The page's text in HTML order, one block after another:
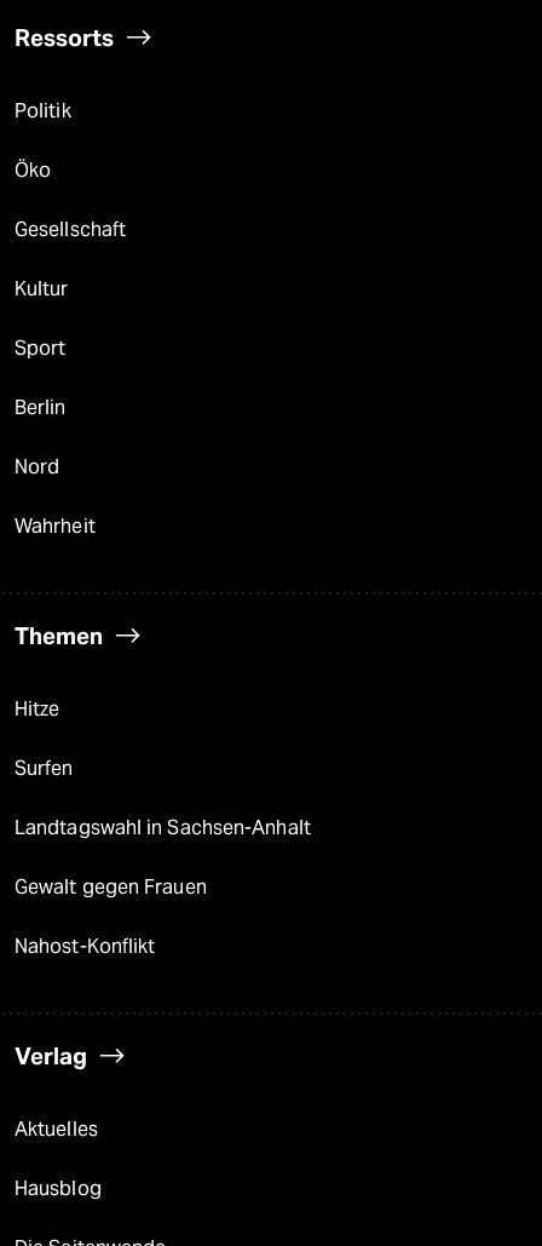
Ressorts
Politik
Öko
Gesellschaft
Kultur
Sport
Berlin
Nord
Wahrheit
Themen
Hitze
Surfen
Landtagswahl in Sachsen-Anhalt
Gewalt gegen Frauen
Nahost-Konflikt
Verlag
Aktuelles
Hausblog